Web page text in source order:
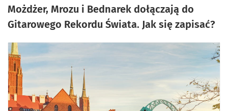
Możdżer, Mrozu i Bednarek dołączają do
Gitarowego Rekordu Świata. Jak się zapisać?